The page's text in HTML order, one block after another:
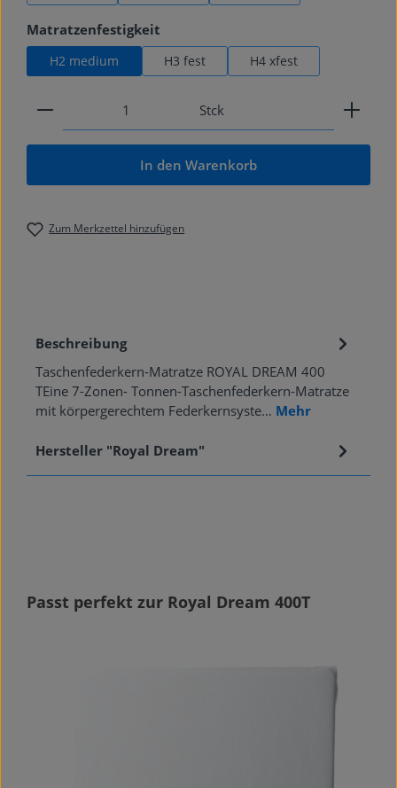
Matratzenfestigkeit
H2 medium H3 fest H4 xfest
Produkt Anzahl: Gib den gewünschten Wert ein
Stck
In den Warenkorb
Zum Merkzettel hinzufügen
Beschreibung
Taschenfederkern-Matratze ROYAL DREAM 400
TEine 7-Zonen- Tonnen-Taschenfederkern-Matratze
mit körpergerechtem Federkernsyste… Mehr
Hersteller "Royal Dream"
Produktgalerie überspringen
Passt perfekt zur Royal Dream 400T